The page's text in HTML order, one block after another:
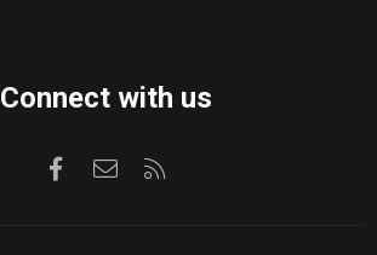
Connect with us
FacebookKontaktirajte nas